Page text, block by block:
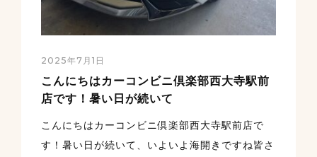
2025年7月1日
こんにちはカーコンビニ倶楽部西大寺駅前
店です！暑い日が続いて
こんにちはカーコンビニ倶楽部西大寺駅前店で
す！暑い日が続いて、いよいよ海開きですね️皆さ